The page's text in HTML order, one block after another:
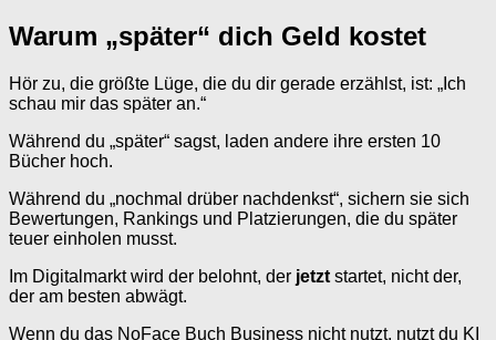
Warum „später“ dich Geld kostet
Hör zu, die größte Lüge, die du dir gerade erzählst, ist: „Ich
schau mir das später an.“
Während du „später“ sagst, laden andere ihre ersten 10
Bücher hoch.
Während du „nochmal drüber nachdenkst“, sichern sie sich
Bewertungen, Rankings und Platzierungen, die du später
teuer einholen musst.
Im Digitalmarkt wird der belohnt, der jetzt startet, nicht der,
der am besten abwägt.
Wenn du das NoFace Buch Business nicht nutzt, nutzt du KI